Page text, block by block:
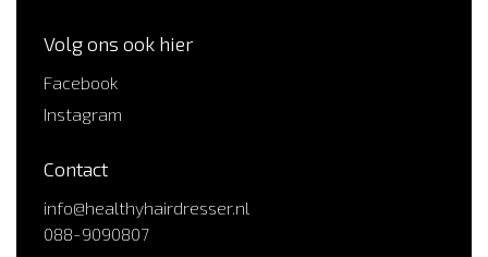
Volg ons ook hier
Facebook
Instagram
Contact
info@healthyhairdresser.nl
088-9090807